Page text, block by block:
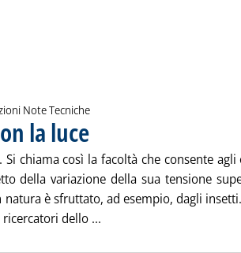
Note Tecniche
la luce
Si chiama così la facoltà che consente
della variazione della sua tensione
natura è sfruttato, ad esempio, dagli
dello ...